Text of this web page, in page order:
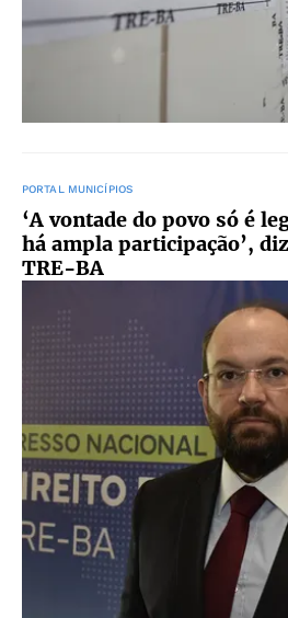
PORTAL MUNICÍPIOS
‘A vontade do povo só é
há ampla participação’,
TRE-BA